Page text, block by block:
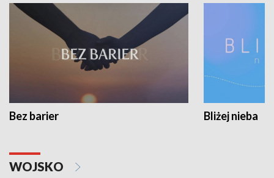
Bez barier Bliżej nieba
WOJSKO